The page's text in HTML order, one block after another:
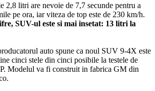
2,8 litri are nevoie de 7,7 secunde pentru a
pe ora, iar viteza de top este de 230 km/h.
SUV-ul este si mai insetat: 13 litri la
auto spune ca noul SUV 9-4X este
cinci stele din cinci posibile la testele de
Modelul va fi construit in fabrica GM din